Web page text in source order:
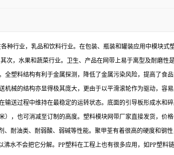
种行业，乳品和饮料行业。在包装、瓶装和罐装应用中模块
次，水果和蔬菜行业。卫生、产品在网带上易于离型及耐磨
塑料结构有利于金属探测，降低了金属污染风险，提高了
械的结构亦显得极其庞大，更由于以平滑滚轮作为驱动，容
送过程中维持在最稳定的运转状态。底面的引导板形成水
，也可消减至订制的高度。塑料模块网带厂家直接发货，
耐油类、耐弱酸、弱碱等性能。聚甲荃有着很高的硬度和钢
水不会把它分解。PP塑料在工程上也有很多应用，如PP塑